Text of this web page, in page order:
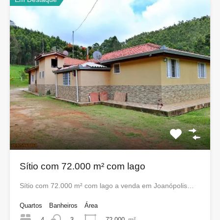
Sítio com 72.000 m² com lago
Sítio com 72.000 m² com lago a venda em Joanópolis…
Quartos
Banheiros
Área